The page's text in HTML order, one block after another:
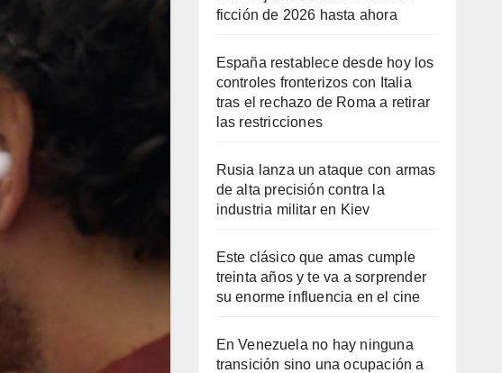
ficción de 2026 hasta ahora
España restablece desde hoy los
controles fronterizos con Italia
tras el rechazo de Roma a retirar
las restricciones
Rusia lanza un ataque con armas
de alta precisión contra la
industria militar en Kiev
Este clásico que amas cumple
treinta años y te va a sorprender
su enorme influencia en el cine
En Venezuela no hay ninguna
transición sino una ocupación a